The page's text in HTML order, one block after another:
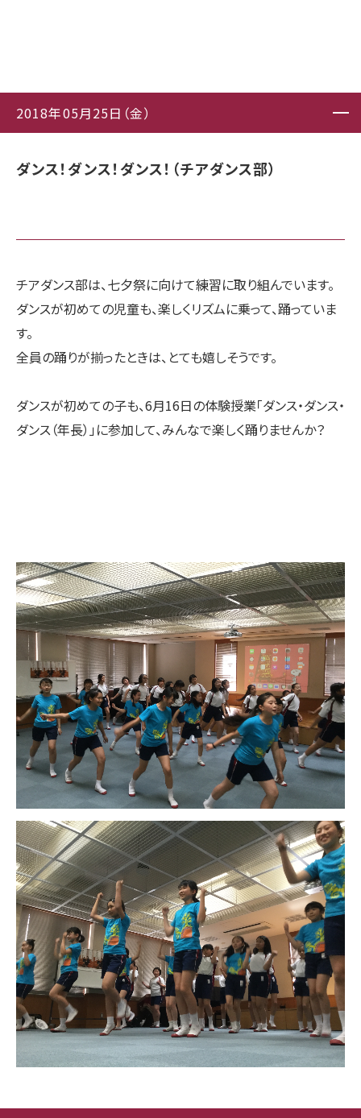
2018年05月25日（金）
ダンス！ダンス！ダンス！（チアダンス部）
チアダンス部は、七夕祭に向けて練習に取り組んでいます。
ダンスが初めての児童も、楽しくリズムに乗って、踊っていま
す。
全員の踊りが揃ったときは、とても嬉しそうです。
ダンスが初めての子も、6月16日の体験授業「ダンス・ダンス・
ダンス（年長）」に参加して、みんなで楽しく踊りませんか？